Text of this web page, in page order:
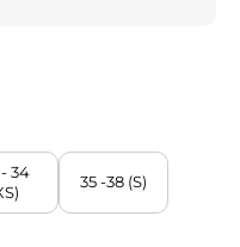
34
35 -38 (S)